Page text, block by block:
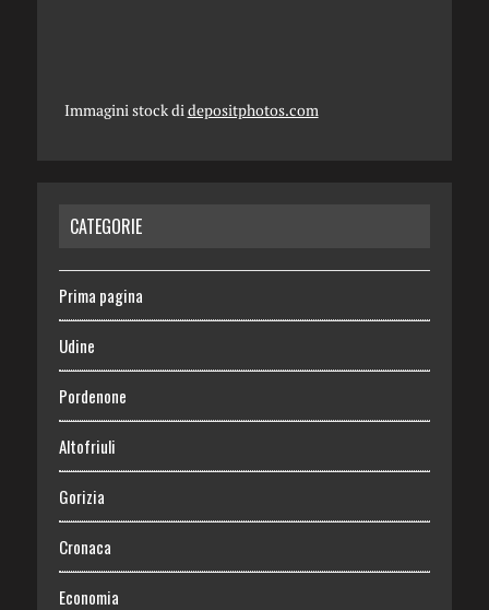
Immagini stock di depositphotos.com
CATEGORIE
Prima pagina
Udine
Pordenone
Altofriuli
Gorizia
Cronaca
Economia